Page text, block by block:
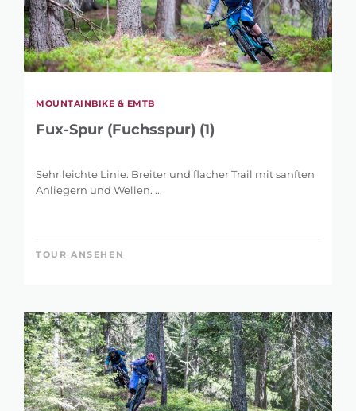
MOUNTAINBIKE & EMTB
Fux-Spur (Fuchsspur) (1)
Sehr leichte Linie. Breiter und flacher Trail mit sanften
Anliegern und Wellen. ...
TOUR ANSEHEN